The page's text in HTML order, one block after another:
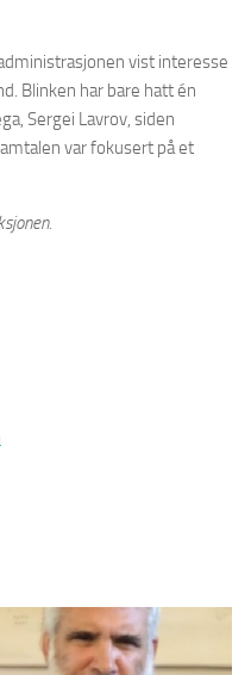
vist interesse
Blinken har bare hatt én
Sergei Lavrov, siden
var fokusert på et